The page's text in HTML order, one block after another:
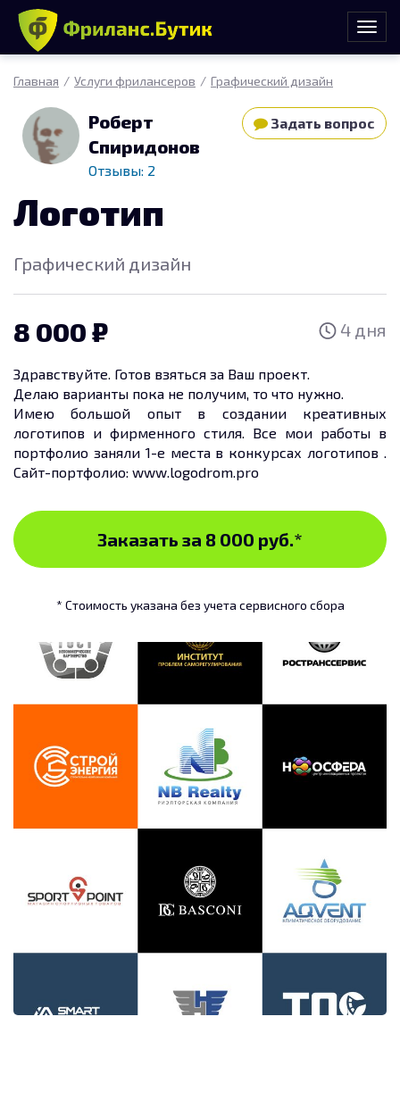
Главная Услуги фрилансеров Графический дизайн
Задать вопрос
Роберт
Спиридонов
Отзывы: 2
Логотип
Графический дизайн
8 000 4 дня
Здравствуйте. Готов взяться за Ваш проект.
Делаю варианты пока не получим, то что нужно.
Имею большой опыт в создании креативных
логотипов и фирменного стиля. Все мои работы в
портфолио заняли 1-е места в конкурсах логотипов .
Сайт-портфолио: www.logodrom.pro
Заказать за 8 000 руб.*
* Стоимость указана без учета сервисного сбора